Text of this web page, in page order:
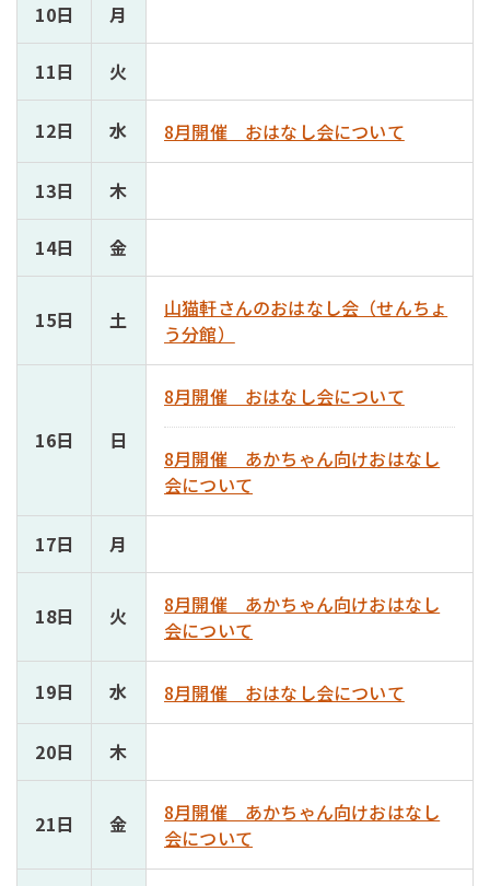
10日 月
11日 火
12日 水 8月開催 おはなし会について
13日 木
14日 金
15日 土
山猫軒さんのおはなし会（せんちょ
う分館）
16日 日
8月開催 おはなし会について
8月開催 あかちゃん向けおはなし
会について
17日 月
18日 火
8月開催 あかちゃん向けおはなし
会について
19日 水 8月開催 おはなし会について
20日 木
21日 金
8月開催 あかちゃん向けおはなし
会について